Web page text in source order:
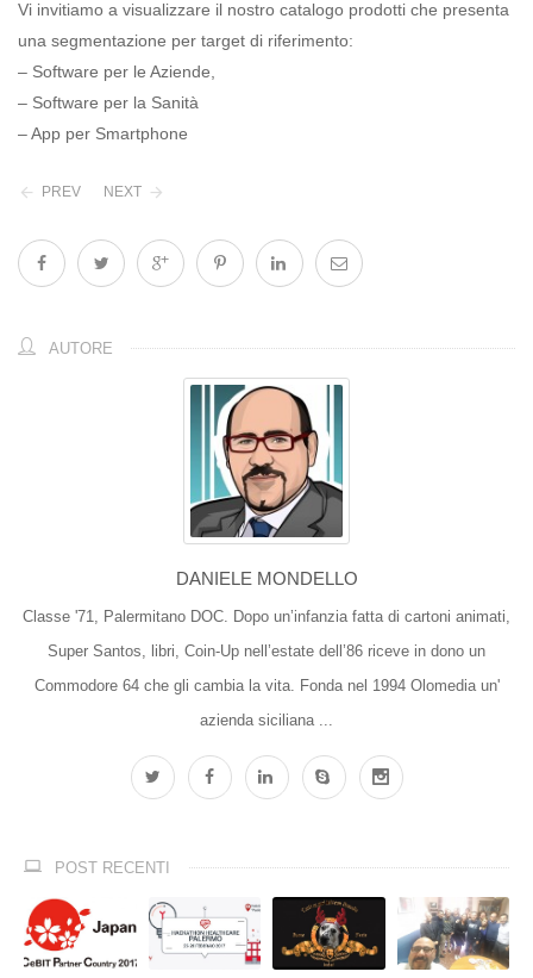
Vi invitiamo a visualizzare il nostro catalogo prodotti che presenta
una segmentazione per target di riferimento:
– Software per le Aziende,
– Software per la Sanità
– App per Smartphone
PREV NEXT
AUTORE
DANIELE MONDELLO
Classe '71, Palermitano DOC. Dopo un’infanzia fatta di cartoni animati,
Super Santos, libri, Coin-Up nell’estate dell’86 riceve in dono un
Commodore 64 che gli cambia la vita. Fonda nel 1994 Olomedia un'
azienda siciliana ...
POST RECENTI